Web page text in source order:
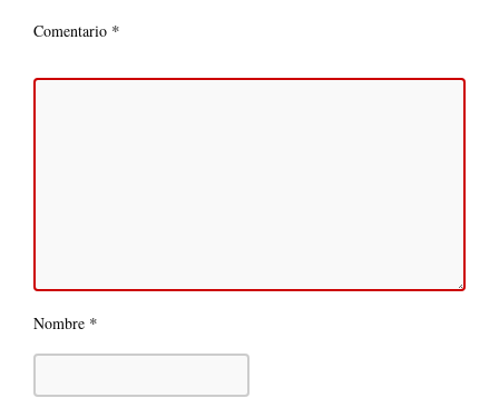
Comentario *
Nombre *